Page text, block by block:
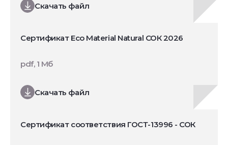
Скачать файл
Сертификат Eco Material Natural СОК 2026
Скачать файл
pdf, 1 Мб
Сертификат соответствия ГОСТ-13996 - СОК